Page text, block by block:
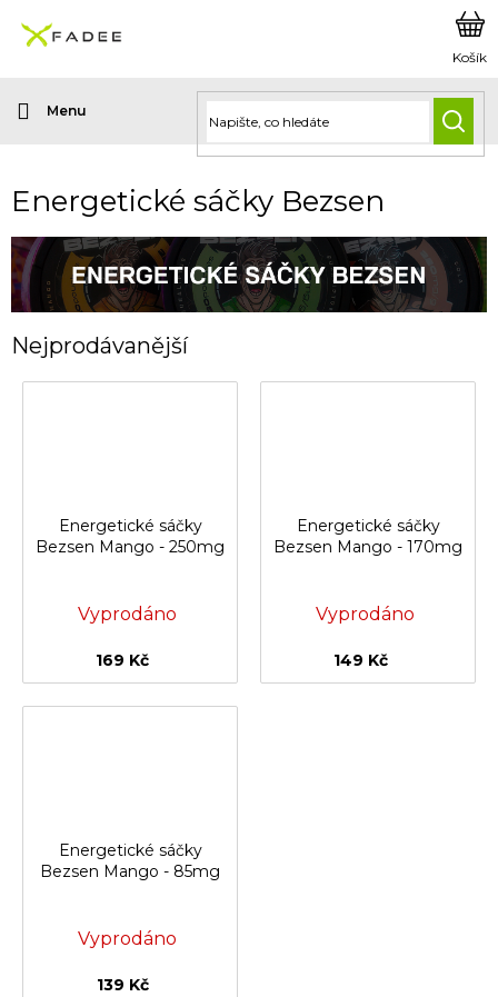
obsah
Energetické sáčky Bezsen
Nejprodávanější
Energetické sáčky
Bezsen Mango - 250mg
Vyprodáno
169 Kč
Energetické sáčky
Bezsen Mango - 170mg
Vyprodáno
149 Kč
Energetické sáčky
Bezsen Mango - 85mg
Vyprodáno
139 Kč